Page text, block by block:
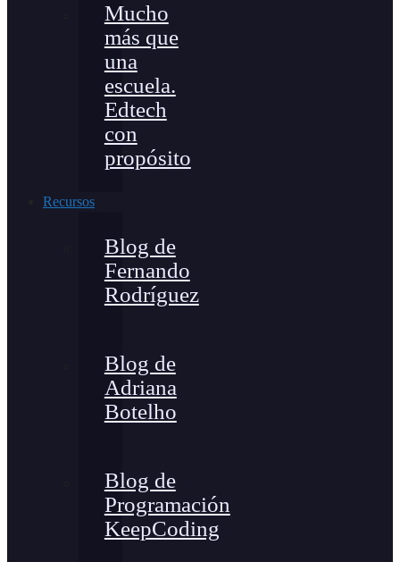
Mucho
más que
una
escuela.
Edtech
con
propósito
Recursos
Blog de
Fernando
Rodríguez
Blog de
Adriana
Botelho
Blog de
Programación
KeepCoding